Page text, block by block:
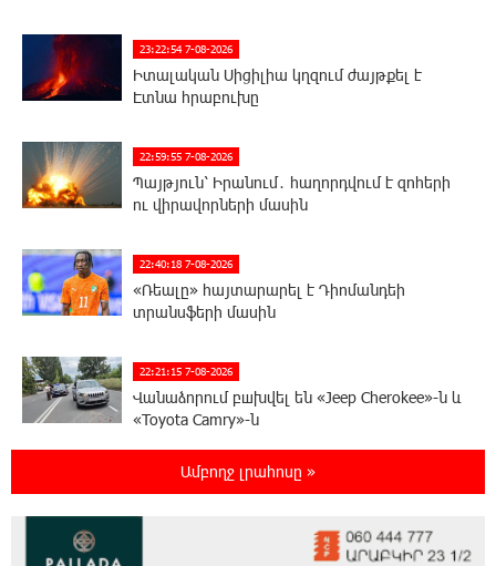
23:22:54 7-08-2026
Իտալական Սիցիլիա կղզում ժայթքել է
Էտնա հրաբուխը
22:59:55 7-08-2026
Պայթյուն՝ Իրանում․ հաղորդվում է զոհերի
ու վիրավորների մասին
22:40:18 7-08-2026
«Ռեալը» հայտարարել է Դիոմանդեի
տրանսֆերի մասին
22:21:15 7-08-2026
Վանաձորում բшխվել են «Jeep Cherokee»-ն և
«Toyota Camry»-ն
22:03:58 7-08-2026
օգտագործել Starlink-ը Ռուսաստանի դեմ
հարվшծները կառավարելու համար
Ամբողջ լրահոսը »